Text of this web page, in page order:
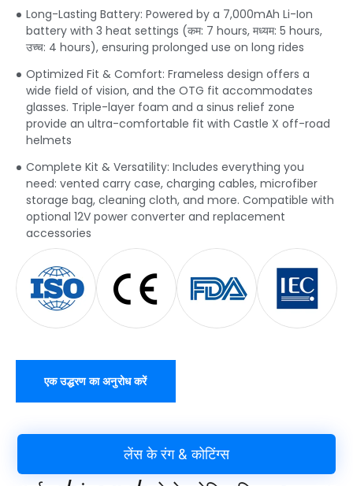
Long-Lasting Battery: Powered by a 7,000mAh Li-Ion
battery with 3 heat settings (कम: 7 hours, मध्यम: 5 hours,
उच्च: 4 hours), ensuring prolonged use on long rides
Optimized Fit & Comfort: Frameless design offers a
wide field of vision, and the OTG fit accommodates
glasses. Triple-layer foam and a sinus relief zone
provide an ultra-comfortable fit with Castle X off-road
helmets
Complete Kit & Versatility: Includes everything you
need: vented carry case, charging cables, microfiber
storage bag, cleaning cloth, and more. Compatible with
optional 12V power converter and replacement
accessories
एक उद्धरण का अनुरोध करें
लेंस के रंग & कोटिंग्स